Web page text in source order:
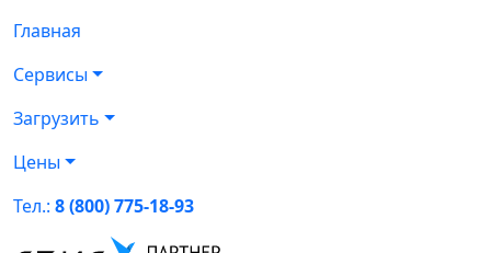
Главная
Сервисы
Загрузить
Цены
Тел.: 8 (800) 775-18-93